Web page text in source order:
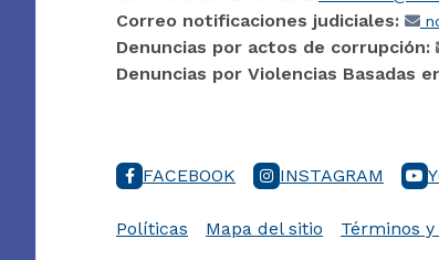
Correo notificaciones judiciales:
Denuncias por actos de corrupción:
Denuncias por Violencias Basadas
FACEBOOK INSTAGRAM
Políticas Mapa del sitio Términos